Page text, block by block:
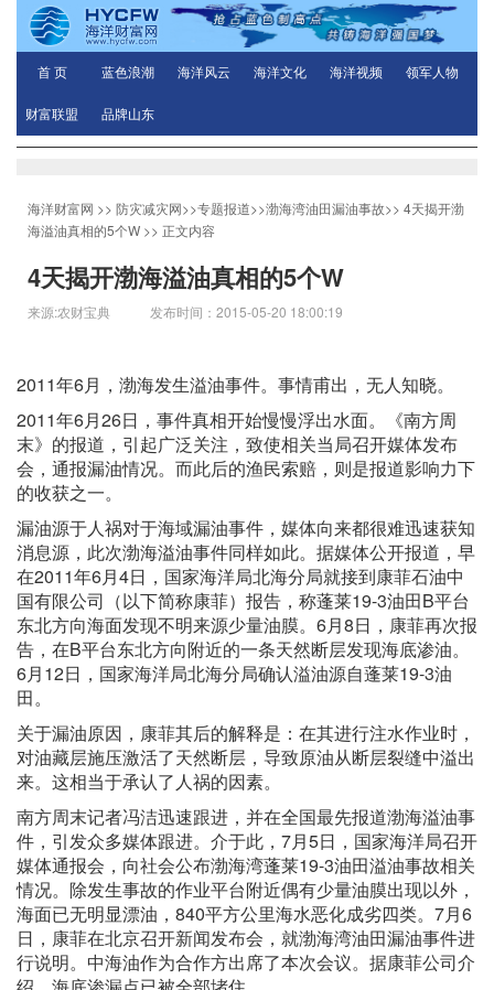
首 页 蓝色浪潮 海洋风云 海洋文化 海洋视频 领军人物
财富联盟 品牌山东
海洋财富网 >> 防灾减灾网>>专题报道>>渤海湾油田漏油事故>> 4天揭开渤
海溢油真相的5个W >> 正文内容
4天揭开渤海溢油真相的5个W
来源:农财宝典 发布时间：2015-05-20 18:00:19
2011年6月，渤海发生溢油事件。事情甫出，无人知晓。
2011年6月26日，事件真相开始慢慢浮出水面。《南方周
末》的报道，引起广泛关注，致使相关当局召开媒体发布
会，通报漏油情况。而此后的渔民索赔，则是报道影响力下
的收获之一。
漏油源于人祸对于海域漏油事件，媒体向来都很难迅速获知
消息源，此次渤海溢油事件同样如此。据媒体公开报道，早
在2011年6月4日，国家海洋局北海分局就接到康菲石油中
国有限公司（以下简称康菲）报告，称蓬莱19-3油田B平台
东北方向海面发现不明来源少量油膜。6月8日，康菲再次报
告，在B平台东北方向附近的一条天然断层发现海底渗油。
6月12日，国家海洋局北海分局确认溢油源自蓬莱19-3油
田。
关于漏油原因，康菲其后的解释是：在其进行注水作业时，
对油藏层施压激活了天然断层，导致原油从断层裂缝中溢出
来。这相当于承认了人祸的因素。
南方周末记者冯洁迅速跟进，并在全国最先报道渤海溢油事
件，引发众多媒体跟进。介于此，7月5日，国家海洋局召开
媒体通报会，向社会公布渤海湾蓬莱19-3油田溢油事故相关
情况。除发生事故的作业平台附近偶有少量油膜出现以外，
海面已无明显漂油，840平方公里海水恶化成劣四类。7月6
日，康菲在北京召开新闻发布会，就渤海湾油田漏油事件进
行说明。中海油作为合作方出席了本次会议。据康菲公司介